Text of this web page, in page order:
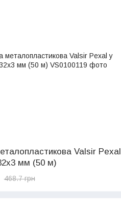
Valsir Pexal
мм (50 м)
468.7 грн